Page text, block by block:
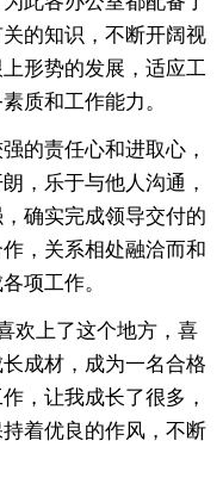
的知识，不断开阔视
形势的发展，适应工
质和工作能力。
责任心和进取心，
，乐于与他人沟通，
确实完成领导交付的
，关系相处融洽而和
项工作。
上了这个地方，喜
成材，成为一名合格
，让我成长了很多，
着优良的作风，不断